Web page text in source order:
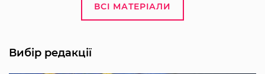
ВСІ МАТЕРІАЛИ
Вибір редакції